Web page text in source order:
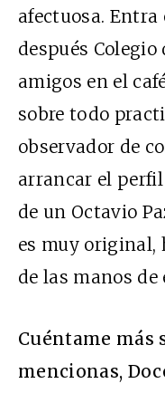
afectuosa. Entra
después
amigos en el
sobre todo
observador de
arrancar el
de un Octavio
es muy original,
de las manos de
Cuéntame más
mencionas,